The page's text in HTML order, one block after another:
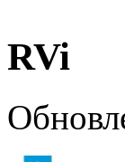
RVi